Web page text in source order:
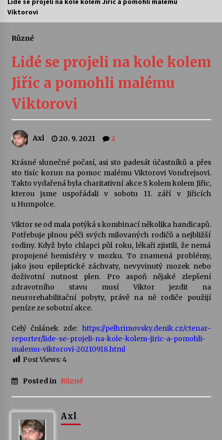
Vernisáž výstavy Josefíny Duškové: Stávám se
kapkou
30. 7. 2026
Veselí muzikanti
30. 7. 2026
šedesátka: 28. 7.–1. 8. 2026
28. 7. 2026
Letní koncerty ve Stromovce: Kolchoz a
Votavžatský ploty
23. 7. 2026
Letní koncerty ve Stromovce: Rufus Miller
22. 7. 2026
Vysočinka
17. 7. 2026
Ozvěny prázdnin
Za kulturou kousek za Humpolec. V Želivě ožije
Viktorovi
Různé
Lidé se projeli na kole kolem
Jiřic a pomohli malému
Viktorovi
Axl 20. 9. 2021 2
Krásné slunečné počasí, asi sto padesát účastníků a přes
sto tisíc korun na pomoc malému Viktorovi Vondrejsovi.
Takto vydařená byla charitativní akce S kolem kolem Jiřic,
kterou jsme uspořádali v sobotu 11. září v Jiřicích
u Humpolce.
Viktor se od mala potýká s kombinací několika handicapů.
Potřebuje plnou péči svých milovaných rodičů a nejbližší
rodiny. Když bylo chlapci půl roku, lékaři zjistili, že nemá
propojené hemisféry v mozku. To znamená problémy,
jako jsou epileptické záchvaty, nevyvinutý mozek nebo
doživotní nutnost plen. Pro aspoň nějaké zlepšení
zdravotního stavu musí Viktor jezdit na
neurorehabilitační pobyty, právě na ně rodiče použijí
peníze ze sobotní akce.
Celý čnlánek zde: https://pelhrimovsky.denik.cz/ctenar-
reporter/lide-se-projeli-na-kole-kolem-jiric-a-pomohli-
malemu-viktorovi-20210918.html
Post Views:4
Posted in Různé
Axl